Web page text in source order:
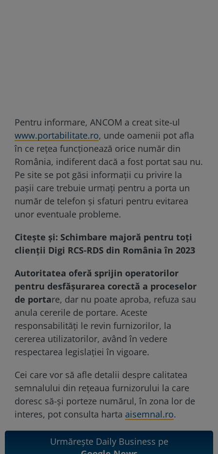
Pentru informare, ANCOM a creat site-ul
www.portabilitate.ro, unde oamenii pot afla
în ce rețea funcționează orice număr din
România, indiferent dacă a fost portat sau nu.
Pe site se pot găsi informații cu privire la
pașii care trebuie urmați pentru a porta un
număr de telefon și sfaturi pentru evitarea
unor eventuale probleme.
Citește și: Schimbare majoră pentru toți
clienții Digi RCS-RDS din România în 2023
Autoritatea oferă sprijin operatorilor
pentru desfășurarea corectă a proceselor
de portare, dar nu poate aproba, refuza sau
anula cererile de portare. Aceste
responsabilități le revin furnizorilor, la
cererea utilizatorilor, având în vedere
respectarea legislației în vigoare.
Cei care vor să afle detalii despre calitatea
semnalului din rețeaua furnizorului la care
doresc să-și porteze numărul, în zona lor de
interes, pot consulta harta aisemnal.ro.
Urmărește Daily Business pe